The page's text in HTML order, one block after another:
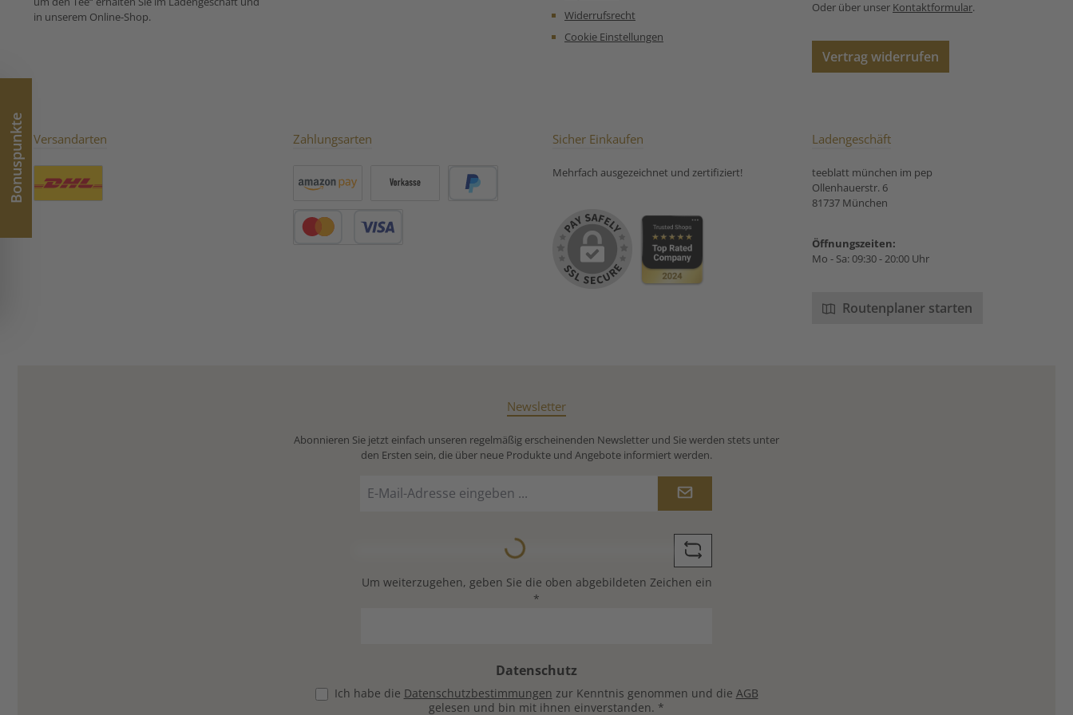
´Nichts als Früchte`:
Antioxidationsmittel:
Orangengranulat, Aroma,
natürliches Aroma. Unsere
Zubereitungsempfehlung
für milder Früchtetee Ingwer
in unserem Online-Shop.
Widerrufsrecht
Cookie Einstellungen
Oder über unser Kontaktformular.
Vertrag widerrufen
Versandarten Zahlungsarten Sicher Einkaufen
Mehrfach ausgezeichnet und zertifiziert!
Ladengeschäft
teeblatt münchen im pep
Ollenhauerstr. 6
81737 München
Öffnungszeiten:
Mo - Sa: 09:30 - 20:00 Uhr
Routenplaner starten
Newsletter
Abonnieren Sie jetzt einfach unseren regelmäßig erscheinenden Newsletter und Sie werden stets unter
den Ersten sein, die über neue Produkte und Angebote informiert werden.
Mail-
Loading...
Um weiterzugehen, geben Sie die oben abgebildeten Zeichen ein
*
Datenschutz
Ich habe die Datenschutzbestimmungen zur Kenntnis genommen und die AGB
gelesen und bin mit ihnen einverstanden. *
Bonuspunkte